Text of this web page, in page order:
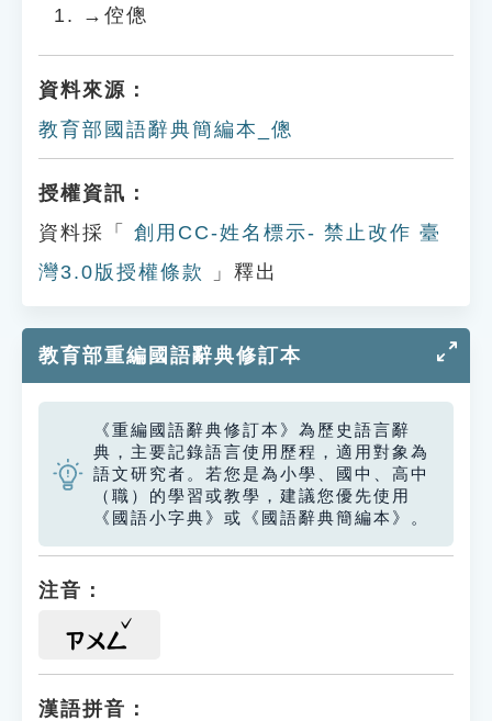
→倥傯
資料來源：
教育部國語辭典簡編本_傯
授權資訊：
資料採「
創用CC-姓名標示- 禁止改作 臺
灣3.0版授權條款
」釋出
教育部重編國語辭典修訂本
《重編國語辭典修訂本》為歷史語言辭
典，主要記錄語言使用歷程，適用對象為
語文研究者。若您是為小學、國中、高中
（職）的學習或教學，建議您優先使用
《國語小字典》或《國語辭典簡編本》。
注音：
ㄗㄨㄥ
漢語拼音：